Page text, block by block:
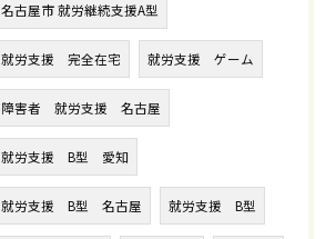
名古屋市 就労継続支援A型
就労支援 完全在宅 就労支援 ゲーム
障害者 就労支援 名古屋
就労支援 B型 愛知
就労支援 B型 名古屋 就労支援 B型